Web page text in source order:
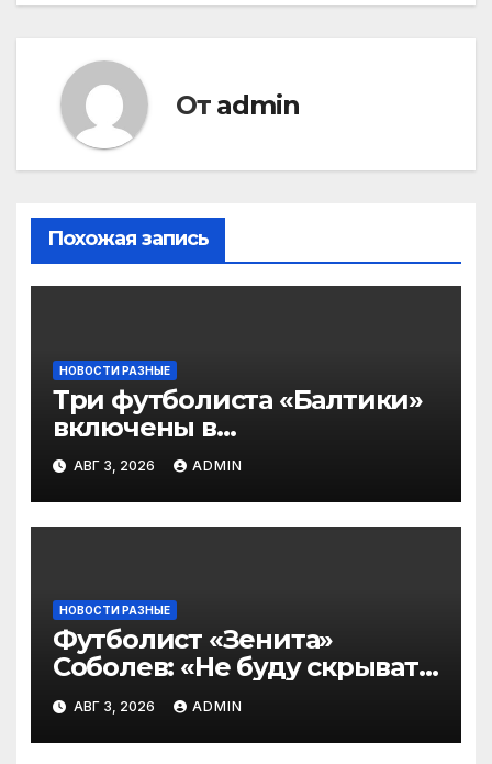
От admin
Похожая запись
НОВОСТИ РАЗНЫЕ
Три футболиста «Балтики»
включены в
символическую сборную
2‑го тура РПЛ по версии
подписчиков МАТЧ
ПРЕМЬЕР
АВГ 3, 2026 ADMIN
НОВОСТИ РАЗНЫЕ
Футболист «Зенита»
Соболев: «Не буду скрывать
— в Оренбурге всегда
тяжело играть»
АВГ 3, 2026 ADMIN